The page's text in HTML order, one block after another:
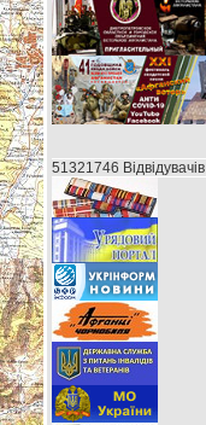
51321746 Відвідувачів